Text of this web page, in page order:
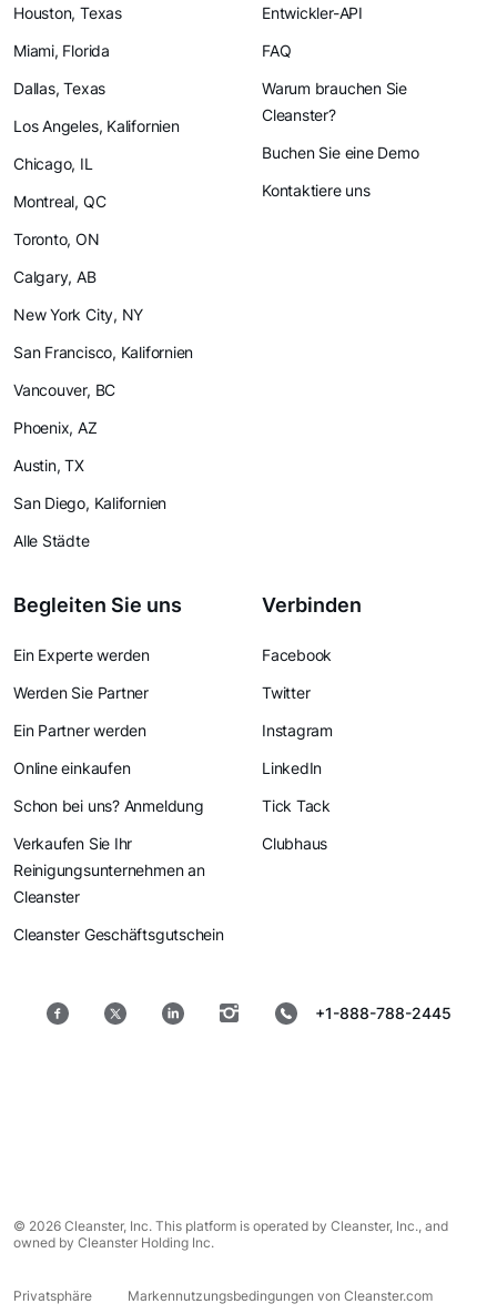
Houston, Texas
Miami, Florida
Dallas, Texas
Los Angeles, Kalifornien
Chicago, IL
Montreal, QC
Toronto, ON
Calgary, AB
New York City, NY
San Francisco, Kalifornien
Vancouver, BC
Phoenix, AZ
Austin, TX
San Diego, Kalifornien
Alle Städte
Entwickler-API
FAQ
Warum brauchen Sie
Cleanster?
Buchen Sie eine Demo
Kontaktiere uns
Begleiten Sie uns
Ein Experte werden
Werden Sie Partner
Ein Partner werden
Online einkaufen
Schon bei uns? Anmeldung
Verkaufen Sie Ihr
Reinigungsunternehmen an
Cleanster
Cleanster Geschäftsgutschein
Verbinden
Facebook
Twitter
Instagram
LinkedIn
Tick Tack
Clubhaus
+1-888-788-2445
© 2026 Cleanster, Inc. This platform is operated by Cleanster, Inc., and
owned by Cleanster Holding Inc.
Privatsphäre Markennutzungsbedingungen von Cleanster.com